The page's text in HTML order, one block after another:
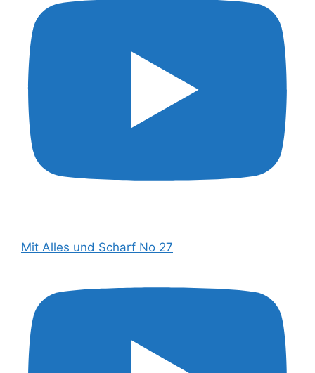
Mit Alles und Scharf No 27